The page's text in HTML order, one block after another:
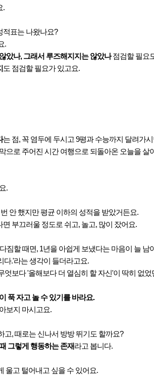
.
적표는 나왔나요?
.
았나, 그래서 루즈해지지는 않았나 점검할 필요
도 점검할 필요가 있고요.
는 점, 꼭 염두에 두시고 9평과 수능까지 달려가
으로 주어진 시간 여행으로 되돌아온 오늘을 살
.
안 했지만 평균 이하의 성적을 받았거든요.
부끄러울 정도로 쉬고, 놀고, 많이 잤어요.
짐할 때면, 1년을 아쉽게 보냈다는 마음이 늘 남
다.'라는 생각이 들더라고요.
보다 '올해보다 더 열심히 할 자신'이 딱히 없었
푹 자고 놀 수 있기를 바라요.
보지 마시고요.
고, 때로는 신나서 방방 뛰기도 할까요?
그렇게 행동하는 존재라고 봅니다.
울고 털어내고 싶을 수 있어요.